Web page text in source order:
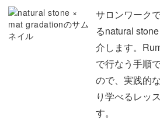
天然石とマットなグラデーション
方法をひと工程ずつわかりやすく
簡単に繊細なラインが描けますの
な方もチャレンジしていきましょ
サロンワーク
るnatural
介します。
で行なう手順
ので、実践的
り学べるレッ
す。